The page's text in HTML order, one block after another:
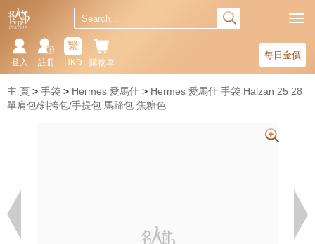
每日金價
購物車
繁
HKD
註冊
登入
主 頁 手袋 Hermes 愛馬仕
Hermes 愛馬仕 手袋 Halzan 25 28
單肩包/斜挎包/手提包 馬蹄包 焦糖色